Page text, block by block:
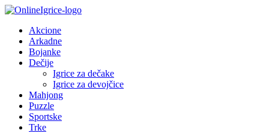
Akcione
Arkadne
Bojanke
Dečije
Igrice za dečake
Igrice za devojčice
Mahjong
Puzzle
Sportske
Trke